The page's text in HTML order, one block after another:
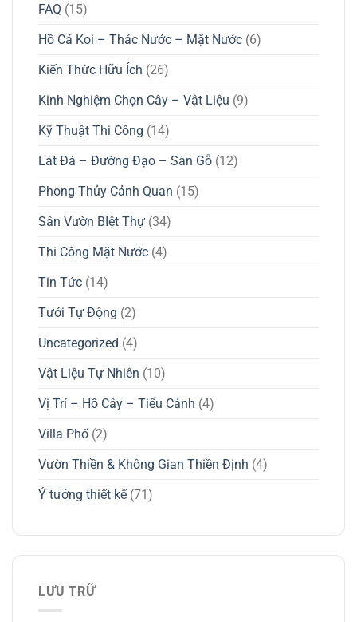
FAQ (15)
Hồ Cá Koi – Thác Nước – Mặt Nước (6)
Kiến Thức Hữu Ích (26)
Kinh Nghiệm Chọn Cây – Vật Liệu (9)
Kỹ Thuật Thi Công (14)
Lát Đá – Đường Đạo – Sàn Gỗ (12)
Phong Thủy Cảnh Quan (15)
Sân Vườn BIệt Thự (34)
Thi Công Mặt Nước (4)
Tin Tức (14)
Tưới Tự Động (2)
Uncategorized (4)
Vật Liệu Tự Nhiên (10)
Vị Trí – Hồ Cây – Tiểu Cảnh (4)
Villa Phố(2)
Vườn Thiền & Không Gian Thiền Định (4)
Ý tưởng thiết kế(71)
LƯU TRỮ